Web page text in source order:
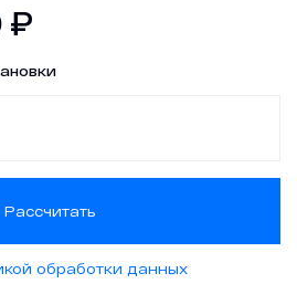
₽
Рассчитать
обработки данных